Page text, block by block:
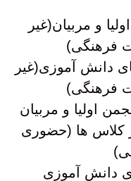
و مربیان(غیر
فرهنگی)
دانش آموزی(غیر
فرهنگی)
اولیا و مربیان
کلاس ها (حضوری
دانش آموزی